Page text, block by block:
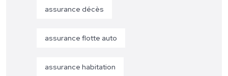
assurance décès
assurance flotte auto
assurance habitation